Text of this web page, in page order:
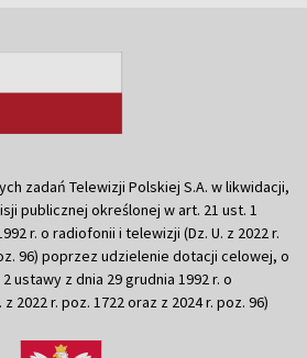
zadań Telewizji Polskiej S.A. w likwidacji,
publicznej określonej w art. 21 ust. 1
r. o radiofonii i telewizji (Dz. U. z 2022 r.
96) poprzez udzielenie dotacji celowej, o
ustawy z dnia 29 grudnia 1992 r. o
2022 r. poz. 1722 oraz z 2024 r. poz. 96)